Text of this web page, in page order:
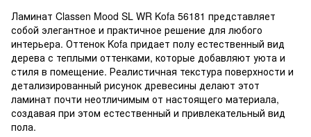
Ламинат Classen Mood SL WR Kofa 56181 представляет
собой элегантное и практичное решение для любого
интерьера. Оттенок Kofa придает полу естественный вид
дерева с теплыми оттенками, которые добавляют уюта и
стиля в помещение. Реалистичная текстура поверхности и
детализированный рисунок древесины делают этот
ламинат почти неотличимым от настоящего материала,
создавая при этом естественный и привлекательный вид
пола.